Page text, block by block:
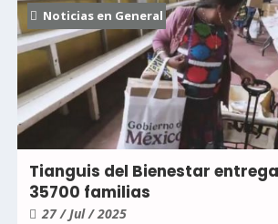
Noticias en General
Tianguis del Bienestar entrega
35700 familias
27 / Jul / 2025